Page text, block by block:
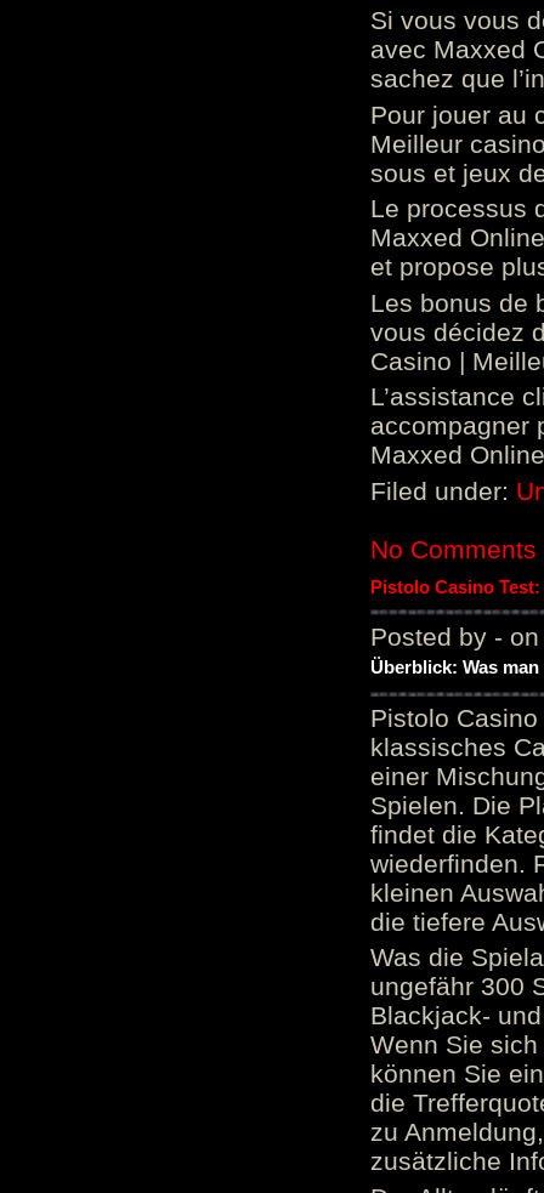
Si vous vous
avec Maxxed
sachez que
Pour jouer au
Meilleur
sous et jeux
Le processus
Maxxed
et propose
Les bonus de
vous décidez
Casino |
L’assistance
accompagner
Maxxed
Filed under:
No Comments
Pistolo Casino
Posted by - on
Überblick: Was
Pistolo
klassisches
einer
Spielen. Die
findet die
wiederfinden.
kleinen
die tiefere
Was die
ungefähr 300
Blackjack-
Wenn Sie
können Sie
die
zu
zusätzliche